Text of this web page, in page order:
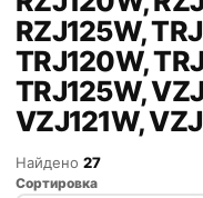
RZJ125W,
TRJ120W,
TRJ125W,
VZJ121W,
Найдено 27
Сортировка